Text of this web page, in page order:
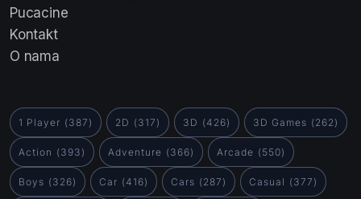
Pucacine
Kontakt
O nama
1 Player (387) 2D (317) 3D (426) 3D Games (262)
Action (393) Adventure (366) Arcade (550)
Boys (326) Car (416) Cars (287) Casual (377)